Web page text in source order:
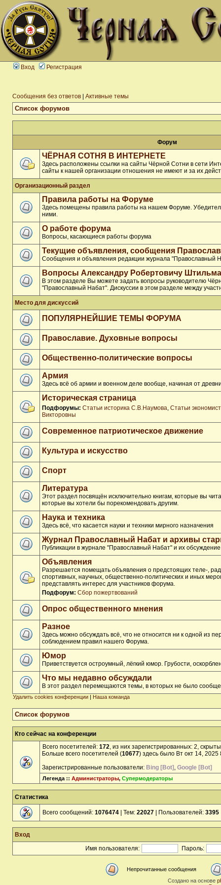
Вход Регистрация
Сообщения без ответов Активные темы
Список форумов
Форум
ЧЁРНАЯ СОТНЯ В ИНТЕРНЕТЕ
Здесь расположены ссылки на сайты Чёрной Сотни в сети
сайты к нашей организации отношения не имеют и за их
Организационный раздел
Правила работы на Форуме
Здесь помещены правила работы на нашем Форуме.
ними.
О работе форума
Вопросы, касающиеся работы форума
Текущие объявления, сообщения
Сообщения и объявления редакции журнала "Православный
Вопросы Александру Робертовичу
В этом разделе Вы можете задать вопросы руководителю
"Православный Набат". Дискуссии в этом разделе между
Место для дискуссий
ПОПУЛЯРНЕЙШИЕ ТЕМЫ ФОРУМА
Православие. Духовные вопросы
Общественно-политические вопросы
Армия
Здесь всё об армии и военном деле вообще, начиная от
Историческая страница
Подфорумы: Статьи историка С.В.Наумова, Статьи
Викторовны
Современное патриотическое движение
Культура и искусство
Спорт
Литература
Этот раздел посвящён исключительно книгам, которые вы
которые вы хотели бы порекомендовать другим.
Наука и техника
Здесь всё, что касается науки и техники мирного назначения
Журнал Православный Набат и архивы
Публикации в журнале "Православный Набат" и их обсуждение
Объявления
Разрешается помещать объявления о предстоящих теле-,
спортивных, научных, общественно-политических и иных
представлять интерес для участников форума.
Подфорум: Сбор пожертвований
Опрос общественного мнения
Разное
Здесь можно обсуждать всё, что не относится ни к одной из
соблюдением правил нашего Форума.
Юмор
Приветствуется остроумный, лёгкий юмор. Грубости,
Что мы недавно обсуждали
В этот раздел перемещаются темы, в которых не было
Удалить cookies конференции | Наша команда
Список форумов
Кто сейчас на конференции
Всего посетителей: 172, из них зарегистрированных: 2,
Больше всего посетителей (10677) здесь было Вт окт 14, 2025
Зарегистрированные пользователи: Bing [Bot] , Google [Bot]
Легенда :: Администраторы, Супермодераторы
Статистика
Всего сообщений: 1076474 | Тем: 22027 | Пользователей: 3395
Вход
Имя пользователя:
Пароль:
Непрочитанные сообщения
Создано на основе